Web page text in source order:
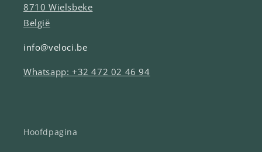
8710 Wielsbeke
België
info@veloci.be
Whatsapp: +32 472 02 46 94
Hoofdpagina